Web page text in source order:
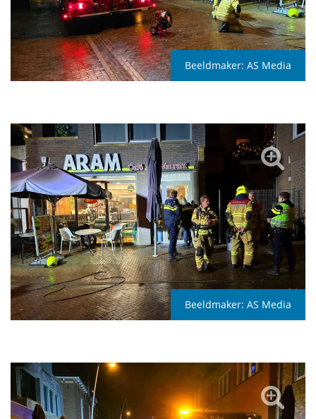
Beeldmaker: AS Media
Beeldmaker: AS Media